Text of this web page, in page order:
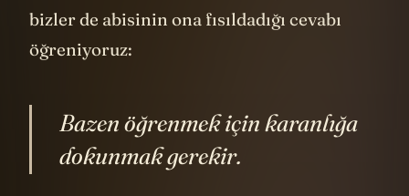
Galadriel’le birlikte bu kez izleyici olarak
bizler de abisinin ona fısıldadığı cevabı
Bazen öğrenmek için karanlığa